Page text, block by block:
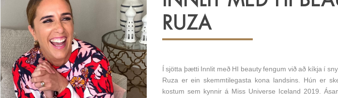
RUZA
Í sjötta þætti Innlit með HI beauty fengum við að kíkja í
Ruza er ein skemmtilegasta kona landsins. Hún er
kostum sem kynnir á Miss Universe Iceland 2019.